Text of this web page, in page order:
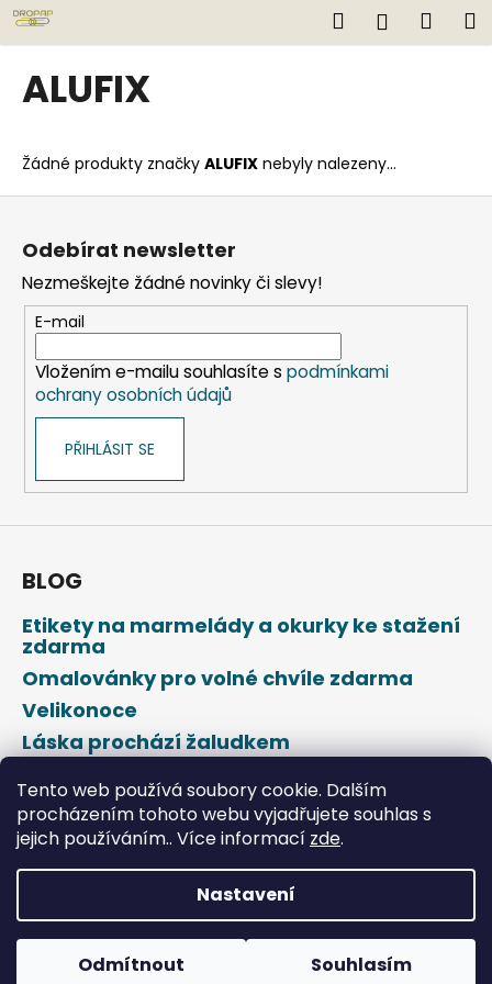
Tento web používá soubory cookie. Dalším
procházením tohoto webu vyjadřujete souhlas s
jejich používáním.. Více informací zde.
Nastavení
Odmítnout Souhlasím
Přejít
na
obsah
Hledat
ALUFIX
Žádné produkty značky ALUFIX nebyly nalezeny...
K
o
o
p
o
t
ř
e
b
e
n
a
í
?
HLEDAT
D
o
o
r
Z
Odebírat newsletter
Nezmeškejte žádné novinky či slevy!
E-mail
Vložením e-mailu souhlasíte s podmínkami
ochrany osobních údajů
PŘIHLÁSIT SE
BLOG
Etikety na marmelády a okurky ke stažení
zdarma
Omalovánky pro volné chvíle zdarma
Velikonoce
Láska prochází žaludkem
Vytvořil Shoptet
Copyright 2026DROPAP . Všechna práva vyhrazena.